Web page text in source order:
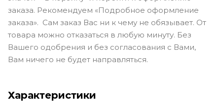
заказа. Рекомендуем «Подробное оформление
заказа». Сам заказ Вас ни к чему не обязывает. От
товара можно отказаться в любую минуту. Без
Вашего одобрения и без согласования с Вами,
Вам ничего не будет направляться.
Характеристики